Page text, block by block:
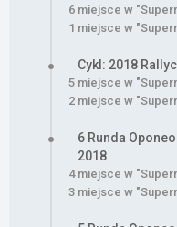
6 miejsce w
1 miejsce w
Cykl: 2018
5 miejsce w
2 miejsce w
6 Runda
2018
4 miejsce w
3 miejsce w